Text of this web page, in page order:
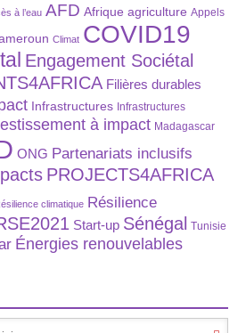
à l’eau AFD Afrique agriculture Appels
Climat COVID19
Engagement Sociétal
Filières durables
Infrastructures Infrastructures
à impact Madagascar
ONG Partenariats inclusifs
PROJECTS4AFRICA
climatique Résilience
Start-up Sénégal Tunisie
Énergies renouvelables